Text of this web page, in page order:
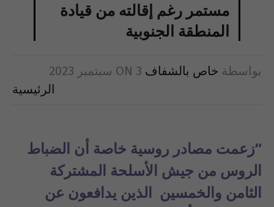
مستمر رغم إقالته من قيادة
المنطقة الجنوبية
بواسطة خاص بالشفاف ON 3 سبتمبر 2023
الرئيسية
“زعمت مصادر روسية خاصة أن الضباط
الروس من جيش الأسلحة المشتركة
الثامن والخمسين الذين يدافعون عن